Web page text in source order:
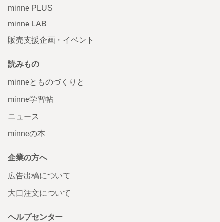
minne PLUS
minne LAB
販売支援企画・イベント
読みもの
minneとものづくりと
minne学習帖
ニュース
minneの本
企業の方へ
広告出稿について
大口注文について
ヘルプセンター